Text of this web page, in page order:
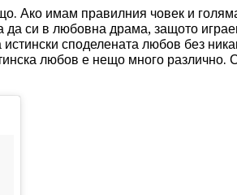
Ако имам правилния човек и
си в любовна драма, защото
споделената любов без
любов е нещо много различно.